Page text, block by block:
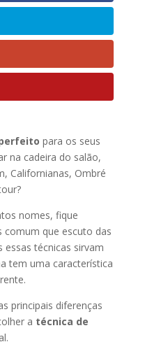
para os seus
na cadeira do salão,
Californianas, Ombré
nomes, fique
comum que escuto das
essas técnicas sirvam
tem uma característica
principais diferenças
a técnica de